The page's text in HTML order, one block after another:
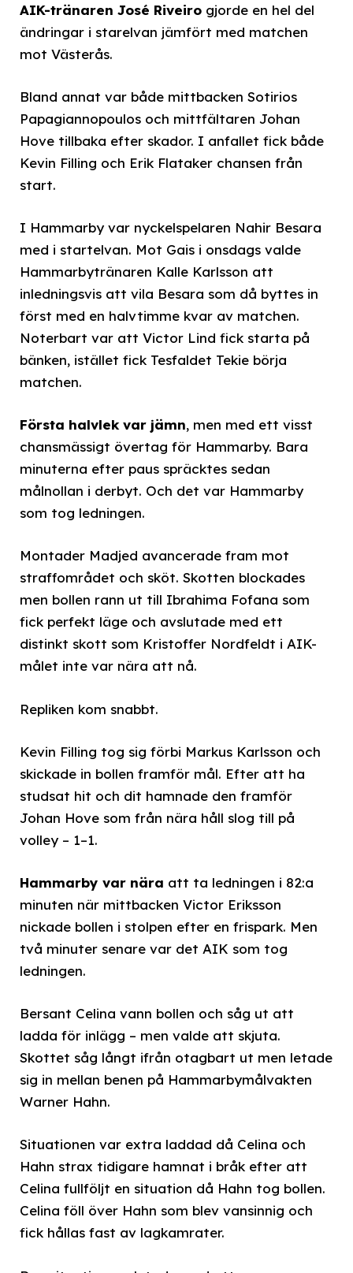
AIK-tränaren José Riveiro gjorde en hel del
ändringar i starelvan jämfört med matchen
mot Västerås.
Bland annat var både mittbacken Sotirios
Papagiannopoulos och mittfältaren Johan
Hove tillbaka efter skador. I anfallet fick både
Kevin Filling och Erik Flataker chansen från
start.
I Hammarby var nyckelspelaren Nahir Besara
med i startelvan. Mot Gais i onsdags valde
Hammarbytränaren Kalle Karlsson att
inledningsvis att vila Besara som då byttes in
först med en halvtimme kvar av matchen.
Noterbart var att Victor Lind fick starta på
bänken, istället fick Tesfaldet Tekie börja
matchen.
Första halvlek var jämn, men med ett visst
chansmässigt övertag för Hammarby. Bara
minuterna efter paus spräcktes sedan
målnollan i derbyt. Och det var Hammarby
som tog ledningen.
Montader Madjed avancerade fram mot
straffområdet och sköt. Skotten blockades
men bollen rann ut till Ibrahima Fofana som
fick perfekt läge och avslutade med ett
distinkt skott som Kristoffer Nordfeldt i AIK-
målet inte var nära att nå.
Repliken kom snabbt.
Kevin Filling tog sig förbi Markus Karlsson och
skickade in bollen framför mål. Efter att ha
studsat hit och dit hamnade den framför
Johan Hove som från nära håll slog till på
volley – 1–1.
Hammarby var nära att ta ledningen i 82:a
minuten när mittbacken Victor Eriksson
nickade bollen i stolpen efter en frispark. Men
två minuter senare var det AIK som tog
ledningen.
Bersant Celina vann bollen och såg ut att
ladda för inlägg – men valde att skjuta.
Skottet såg långt ifrån otagbart ut men letade
sig in mellan benen på Hammarbymålvakten
Warner Hahn.
Situationen var extra laddad då Celina och
Hahn strax tidigare hamnat i bråk efter att
Celina fullföljt en situation då Hahn tog bollen.
Celina föll över Hahn som blev vansinnig och
fick hållas fast av lagkamrater.